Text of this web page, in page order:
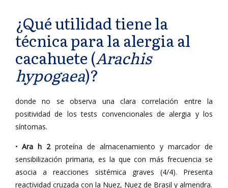
¿Qué utilidad tiene la
técnica para la alergia al
cacahuete (Arachis
hypogaea)?
donde no se observa una clara correlación entre la
positividad de los tests convencionales de alergia y los
síntomas.
• Ara h 2proteína de almacenamiento y marcador de
sensibilización primaria, es la que con más frecuencia se
asocia a reacciones sistémica graves (4/4). Presenta
reactividad cruzada con la Nuez, Nuez de Brasil y almendra.